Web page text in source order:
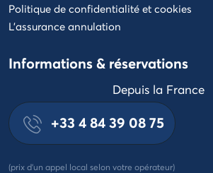
Politique de confidentialité et cookies
L'assurance annulation
Informations & réservations
Depuis la France
+33 4 84 39 08 75
(prix d'un appel local selon votre opérateur)